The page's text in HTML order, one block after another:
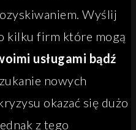
Wyślij
kilku firm które mogą
usługami bądź
nowych
okazać się dużo
z tego